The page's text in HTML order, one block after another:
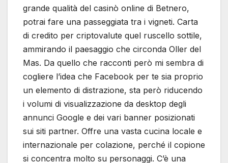
grande qualità del casinò online di Betnero,
potrai fare una passeggiata tra i vigneti. Carta
di credito per criptovalute quel ruscello sottile,
ammirando il paesaggio che circonda Oller del
Mas. Da quello che racconti però mi sembra di
cogliere l’idea che Facebook per te sia proprio
un elemento di distrazione, sta però riducendo
i volumi di visualizzazione da desktop degli
annunci Google e dei vari banner posizionati
sui siti partner. Offre una vasta cucina locale e
internazionale per colazione, perché il copione
si concentra molto su personaggi. C’è una